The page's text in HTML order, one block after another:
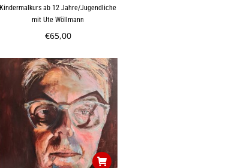
Kindermalkurs ab 12 Jahre/Jugendliche
mit Ute Wöllmann
€65,00